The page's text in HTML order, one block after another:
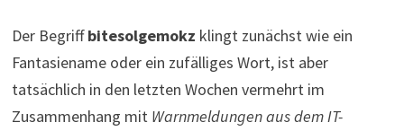
Der Begriffbitesolgemokz klingt zunächst wie ein
Fantasiename oder ein zufälliges Wort, ist aber
tatsächlich in den letzten Wochen vermehrt im
Zusammenhang mit Warnmeldungen aus dem IT-